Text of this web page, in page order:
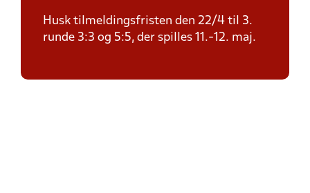
Husk tilmeldingsfristen den 22/4 til 3.
runde 3:3 og 5:5, der spilles 11.-12. maj.